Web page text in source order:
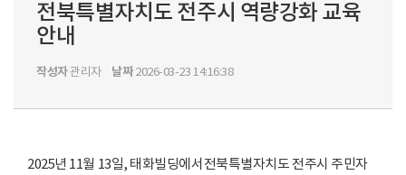
전북특별자치도 전주시 역량강화 교육
안내
작성자관리자 날짜2026-03-23 14:16:38
2025년 11월 13일, 태화빌딩에서전북특별자치도 전주시 주민자